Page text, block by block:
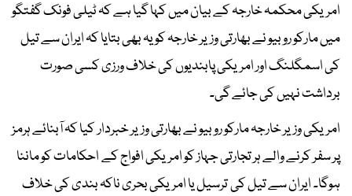
امریکی محکمہ خارجہ کے بیان میں کہا گیا ہے کہ ٹیلی فونک گفتگو
میں مارکو روبیو نے بھارتی وزیر خارجہ کو یہ بھی بتایا کہ ایران سے تیل
کی اسمگلنگ اور امریکی پابندیوں کی خلاف ورزی کسی صورت
برداشت نہیں کی جائے گی۔
امریکی وزیر خارجہ مارکو روبیو نے بھارتی وزیر خبردار کیا کہ آبنائے ہرمز
پر سفر کرنے والے ہر تجارتی جہاز کو امریکی افواج کے احکامات کو ماننا
ہوگا۔ ایران سے تیل کی ترسیل یا امریکی بحری ناکہ بندی کی خلاف